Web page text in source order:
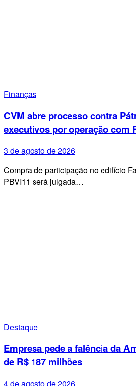
Finanças
CVM abre processo contra
executivos por operação com
3 de agosto de 2026
Compra de participação no edifício
PBVI11 será julgada…
Destaque
Empresa pede a falência da
de R$ 187 milhões
4 de agosto de 2026